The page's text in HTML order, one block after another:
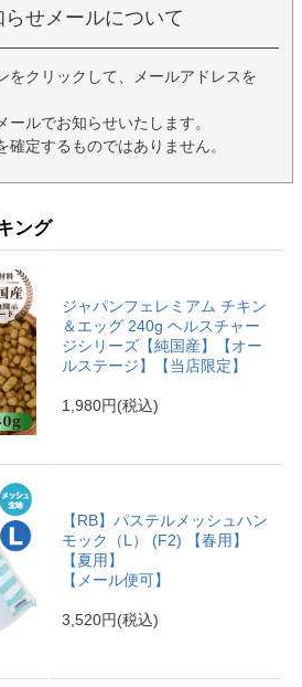
らせメールについて
をクリックして、メールアドレスを
ルでお知らせいたします。
確定するものではありません。
ング
ジャパンフェレミアム チキン
＆エッグ 240g ヘルスチャー
ジシリーズ【純国産】【オー
ルステージ】【当店限定】
1,980円(税込)
【RB】パステルメッシュハン
モック（L） (F2) 【春用】
【夏用】
【メール便可】
3,520円(税込)